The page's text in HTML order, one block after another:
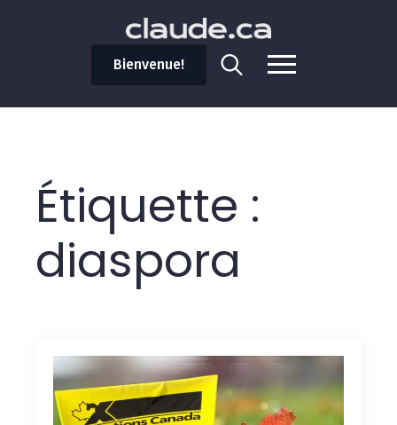
Bienvenue!
Étiquette :
diaspora